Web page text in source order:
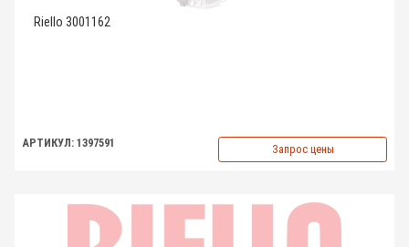
Riello 3001162
АРТИКУЛ: 1397591 Запрос цены